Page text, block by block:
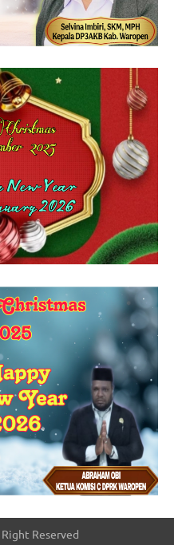
Reserved